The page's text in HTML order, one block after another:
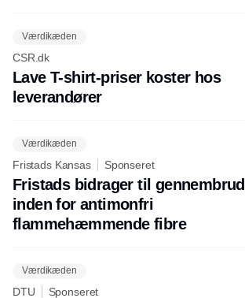
Værdikæden
CSR.dk
Lave T-shirt-priser koster hos
leverandører
Værdikæden
Fristads Kansas Sponseret
Fristads bidrager til gennembrud
inden for antimonfri
flammehæmmende fibre
Værdikæden
DTU Sponseret